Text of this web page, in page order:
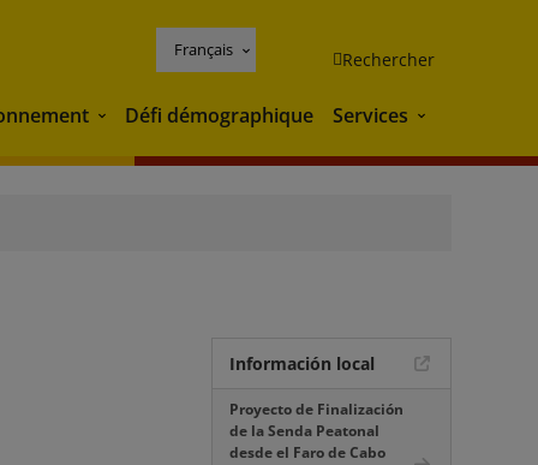
Français Rechercher
Environnement
Défi démographique Services Services
Información local
Proyecto de Finalización
de la Senda Peatonal
desde el Faro de Cabo